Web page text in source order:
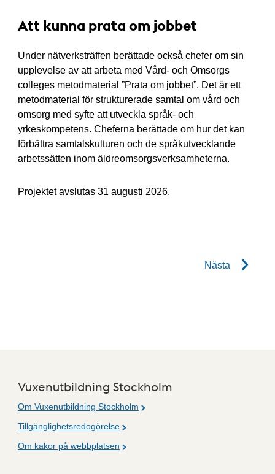
Att kunna prata om jobbet
Under nätverksträffen berättade också chefer om sin
upplevelse av att arbeta med Vård- och Omsorgs
colleges metodmaterial ”Prata om jobbet”. Det är ett
metodmaterial för strukturerade samtal om vård och
omsorg med syfte att utveckla språk- och
yrkeskompetens. Cheferna berättade om hur det kan
förbättra samtalskulturen och de språkutvecklande
arbetssätten inom äldreomsorgsverksamheterna.
Projektet avslutas 31 augusti 2026.
Nästa
Vuxenutbildning Stockholm
Om Vuxenutbildning Stockholm
Tillgänglighetsredogörelse
Om kakor på webbplatsen